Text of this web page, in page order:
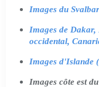
Images du
Images de Dakar,
occidental,
Images d'Islande
Images côte est